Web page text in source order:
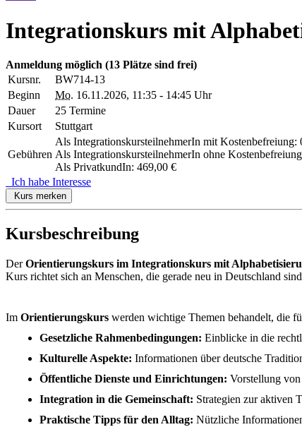
Integrationskurs mit
Anmeldung möglich (13 Plätze sind frei)
Kursnr.
BW714-13
Beginn
Mo. 16.11.2026, 11:35 - 14:45 Uhr
Dauer
25 Termine
Kursort
Stuttgart
Gebühren
Als IntegrationskursteilnehmerIn mit Kostenbefreiung:
Als IntegrationskursteilnehmerIn ohne
Als PrivatkundIn: 469,00 €
Ich habe Interesse
Kurs merken
Kursbeschreibung
DerOrientierungskurs im Integrationskurs mit
Kurs richtet sich an Menschen, die gerade neu in Deutschland
Im Orientierungskurs werden wichtige Themen behandelt, die
Gesetzliche Rahmenbedingungen: Einblicke in die
Kulturelle Aspekte: Informationen über deutsche
Öffentliche Dienste und Einrichtungen: Vorstellung
Integration in die Gemeinschaft: Strategien zur aktiven
Praktische Tipps für den Alltag: Nützliche